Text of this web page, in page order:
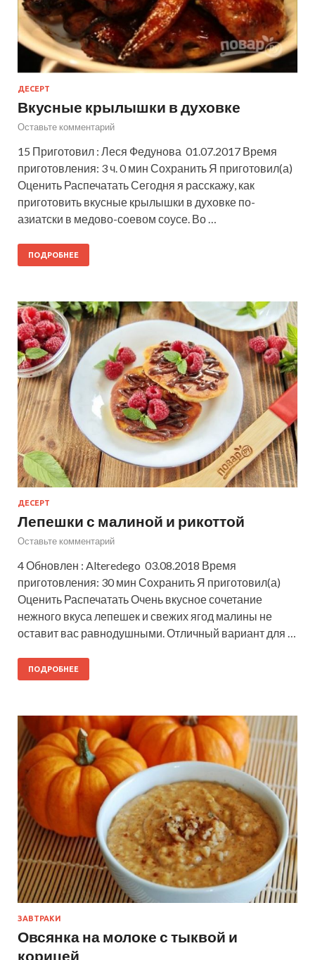
ДЕСЕРТ
Вкусные крылышки в духовке
Оставьте комментарий
15 Приготовил : Леся Федунова 01.07.2017 Время
приготовления: 3 ч. 0 мин Сохранить Я приготовил(а)
Оценить Распечатать Сегодня я расскажу, как
приготовить вкусные крылышки в духовке по-
азиатски в медово-соевом соусе. Во …
ПОДРОБНЕЕ
ДЕСЕРТ
Лепешки с малиной и рикоттой
Оставьте комментарий
4 Обновлен : Alteredego 03.08.2018 Время
приготовления: 30 мин Сохранить Я приготовил(а)
Оценить Распечатать Очень вкусное сочетание
нежного вкуса лепешек и свежих ягод малины не
оставит вас равнодушными. Отличный вариант для …
ПОДРОБНЕЕ
ЗАВТРАКИ
Овсянка на молоке с тыквой и
корицей